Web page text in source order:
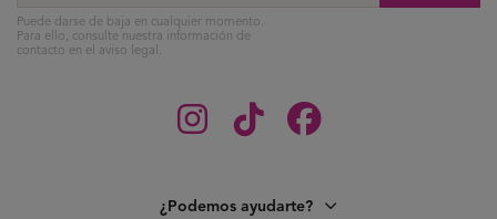
¿Podemos ayudarte?
Puede darse de baja en cualquier momento.
Para ello, consulte nuestra información de
contacto en el aviso legal.